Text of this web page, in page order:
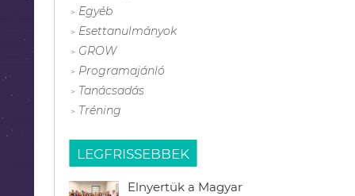
Egyéb
Esettanulmányok
GROW
Programajánló
Tanácsadás
Tréning
LEGFRISSEBBEK
Elnyertük a Magyar